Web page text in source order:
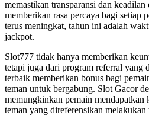
memastikan transparansi dan keadilan
memberikan rasa percaya bagi setiap
terus meningkat, tahun ini adalah
jackpot.
Slot777 tidak hanya memberikan
tetapi juga dari program referral yang
terbaik memberikan bonus bagi
teman untuk bergabung. Slot Gacor
memungkinkan pemain mendapatkan
teman yang direferensikan